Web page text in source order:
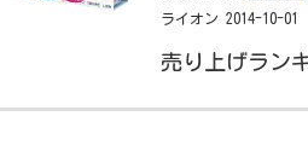
ライオン 2014-10-01
売り上げラン